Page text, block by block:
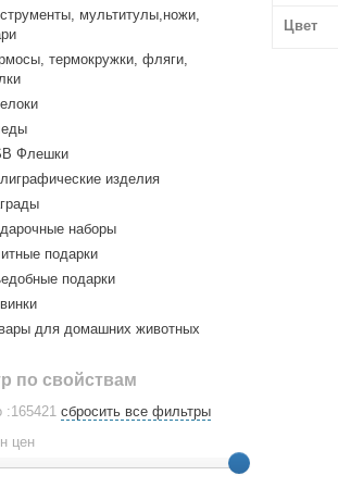
Цвет
мультитулы,ножи,
термокружки, фляги,
Флешки
изделия
наборы
подарки
подарки
для домашних животных
по свойствам
:165421 сбросить все фильтры
цен